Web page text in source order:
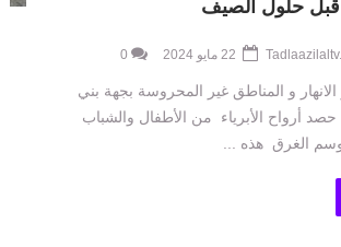
قبل حلول الصيف
0
الانهار و المناطق غير المحروسة بجهة بني
أرواح الأبرياء من الأطفال والشباب
الغرق هذه ...